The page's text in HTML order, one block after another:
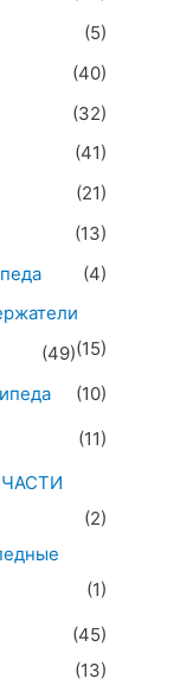
(5)
(40)
(32)
(41)
(21)
(13)
(4)
(15)
(49)
(10)
(11)
(2)
(1)
(45)
(13)